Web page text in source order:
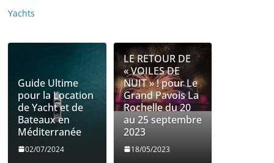
Yachts
Guide Ultime
pour la Location
de Yacht et de
Bateaux en
Méditerranée
02/07/2024
LE RETOUR DE
« VOILES DE
NUIT » ! pour Le
Grand Pavois La
Rochelle du 20
au 25 septembre
2023
18/05/2023
Les entreprises
Utilisation des